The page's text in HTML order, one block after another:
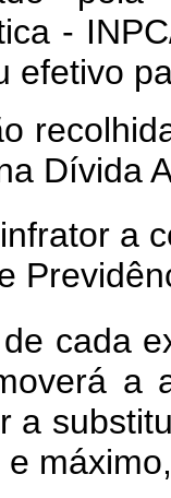
-
efetivo
Dívida
a
cada
a
a